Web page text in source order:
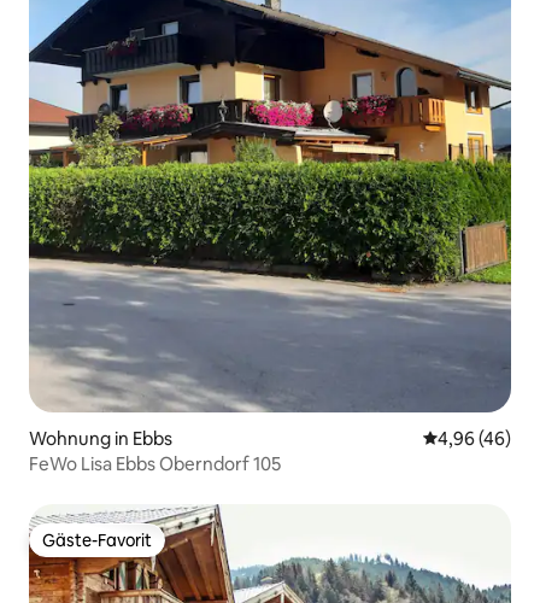
Wohnung in Ebbs
4,96 (46)
FeWo Lisa Ebbs Oberndorf 105
Gäste-Favorit
Gäste-Favorit